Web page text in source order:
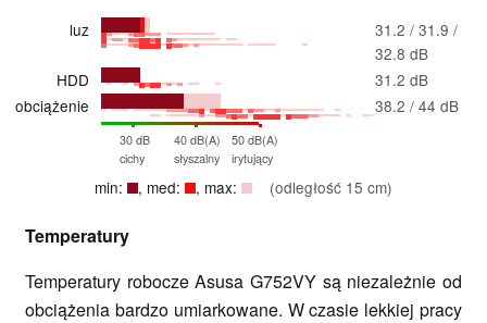
luz
31.2 / 31.9 /
32.8 dB
HDD
31.2 dB
obciążenie
38.2 / 44 dB
30 dB
cichy
40 dB(A)
słyszalny
50 dB(A)
irytujący
min: , med: , max: (odległość 15 cm)
Temperatury
Temperatury robocze Asusa G752VY są niezależnie od
obciążenia bardzo umiarkowane. W czasie lekkiej pracy